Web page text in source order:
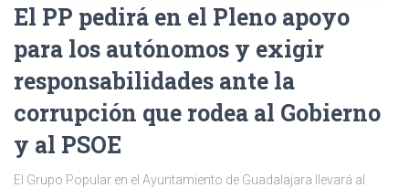
El PP pedirá en el Pleno apoyo
para los autónomos y exigir
responsabilidades ante la
corrupción que rodea al Gobierno
y al PSOE
El Grupo Popular en el Ayuntamiento de Guadalajara llevará al